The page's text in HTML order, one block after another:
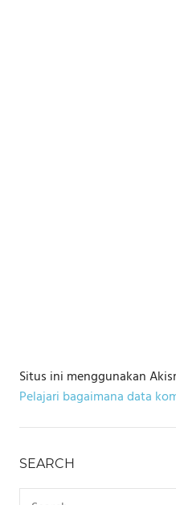
Situs ini menggunakan
Pelajari bagaimana data
SEARCH